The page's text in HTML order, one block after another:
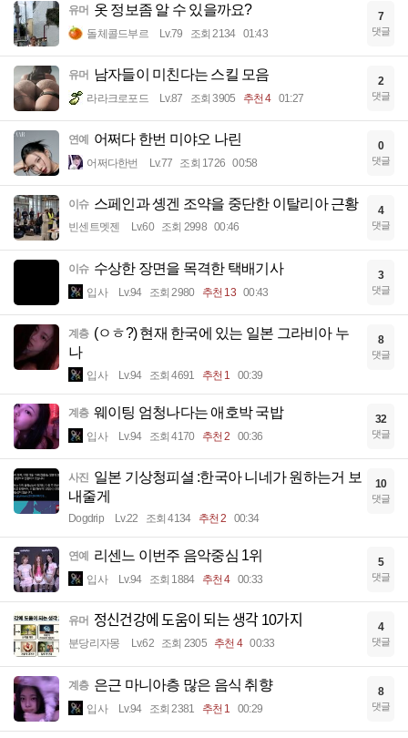
유머 옷 정보좀 알 수 있을까요?
돌체콜드부르 Lv.79 조회 2134 01:43
7
댓글
유머 남자들이 미친다는 스킬 모음
라라크로포드 Lv.87 조회 3905 추천 4 01:27
2
댓글
연예 어쩌다 한번 미야오 나린
어쩌다한번 Lv.77 조회 1726 00:58
0
댓글
이슈 스페인과 솅겐 조약을 중단한 이탈리아 근황
빈센트멧젠 Lv.60 조회 2998 00:46
4
댓글
이슈 수상한 장면을 목격한 택배기사
입사 Lv.94 조회 2980 추천 13 00:43
3
댓글
계층 (ㅇㅎ?) 현재 한국에 있는 일본 그라비아 누
나
입사 Lv.94 조회 4691 추천 1 00:39
8
댓글
계층 웨이팅 엄청나다는 애호박 국밥
입사 Lv.94 조회 4170 추천 2 00:36
32
댓글
사진 일본 기상청피셜 :한국아 니네가 원하는거 보
내줄게
Dogdrip Lv.22 조회 4134 추천 2 00:34
10
댓글
연예 리센느 이번주 음악중심 1위
입사 Lv.94 조회 1884 추천 4 00:33
5
댓글
유머 정신건강에 도움이 되는 생각 10가지
분당리자몽 Lv.62 조회 2305 추천 4 00:33
4
댓글
계층 은근 마니아층 많은 음식 취향
입사 Lv.94 조회 2381 추천 1 00:29
8
댓글